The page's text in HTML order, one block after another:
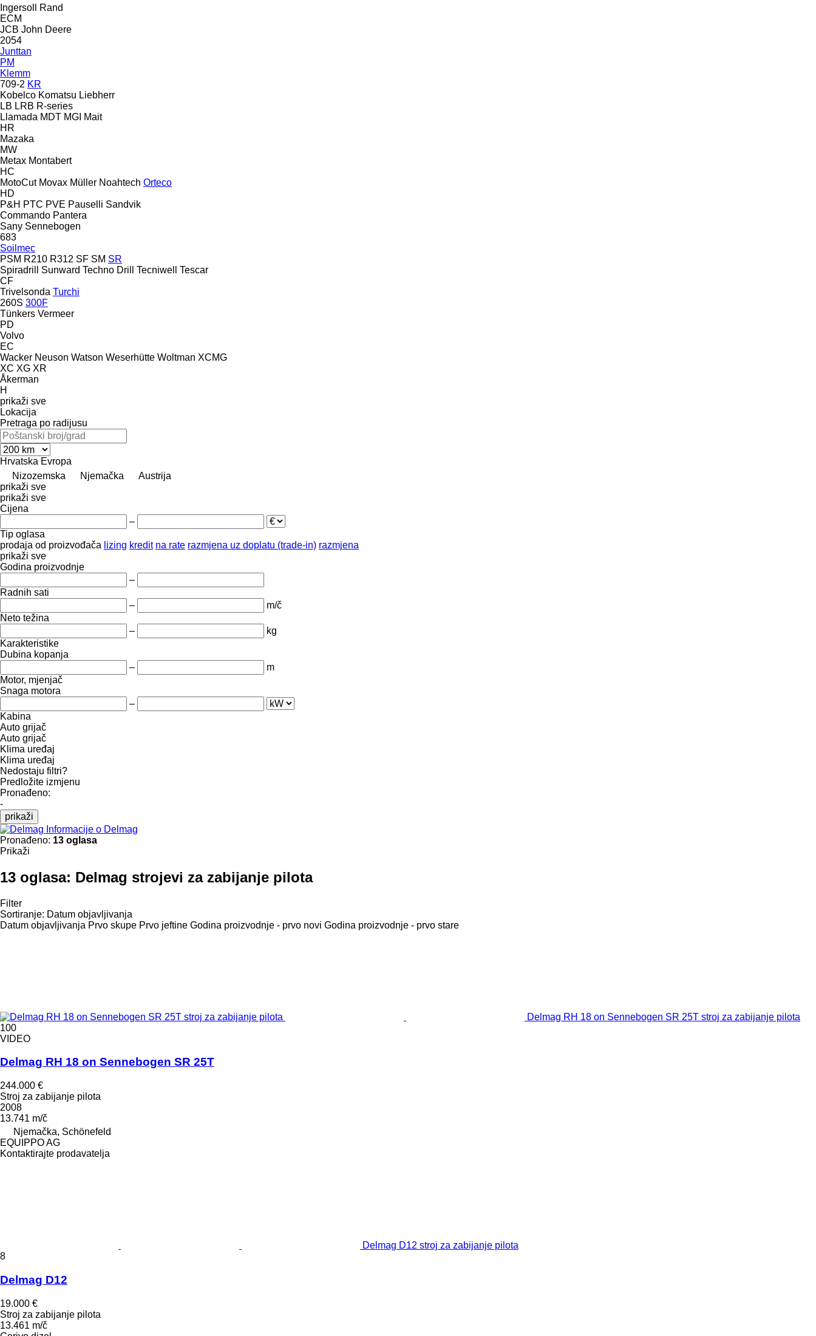
Ingersoll Rand
ECM
JCB John Deere
2054
Junttan
PM
Klemm
709-2 KR
Kobelco Komatsu Liebherr
LB LRB R-series
Llamada MDT MGI Mait
HR
Mazaka
MW
Metax Montabert
HC
MotoCut Movax Müller Noahtech Orteco
HD
P&H PTC PVE Pauselli Sandvik
Commando Pantera
Sany Sennebogen
683
Soilmec
PSM R210 R312 SF SM SR
Spiradrill
Sunward Techno Drill Tecniwell
Tescar
CF
Trivelsonda Turchi
260S 300F
Tünkers Vermeer
PD
Volvo
EC
Wacker Neuson Watson Weserhütte Woltman XCMG
XC XG XR
Åkerman
H
prikaži sve
Lokacija
Pretraga po radijusu
Hrvatska Evropa
Nizozemska
Njemačka
Austrija
prikaži sve
prikaži sve
Cijena
–
Tip oglasa
prodaja od proizvođača lizing kredit na rate razmjena uz doplatu (trade-in) razmjena
prikaži sve
Godina proizvodnje
–
Radnih sati
–
m/č
Neto težina
–
kg
Karakteristike
Dubina kopanja
–
m
Motor, mjenjač
Snaga motora
–
Kabina
Auto grijač
Auto grijač
Klima uređaj
Klima uređaj
Nedostaju filtri?
Predložite izmjenu
Pronađeno:
-
prikaži
Informacije o Delmag
Pronađeno: 13 oglasa
Prikaži
13 oglasa: Delmag strojevi za zabijanje pilota
Filter
Sortiranje: Datum objavljivanja
Datum objavljivanja Prvo skupe Prvo jeftine Godina proizvodnje - prvo novi Godina proizvodnje - prvo stare
Delmag RH 18 on Sennebogen SR 25T stroj za zabijanje pilota
100
VIDEO
Delmag RH 18 on Sennebogen SR 25T
244.000 €
Stroj za zabijanje pilota
2008
13.741 m/č
Njemačka, Schönefeld
EQUIPPO AG
Kontaktirajte prodavatelja
Delmag D12 stroj za zabijanje pilota
8
Delmag D12
19.000 €
Stroj za zabijanje pilota
13.461 m/č